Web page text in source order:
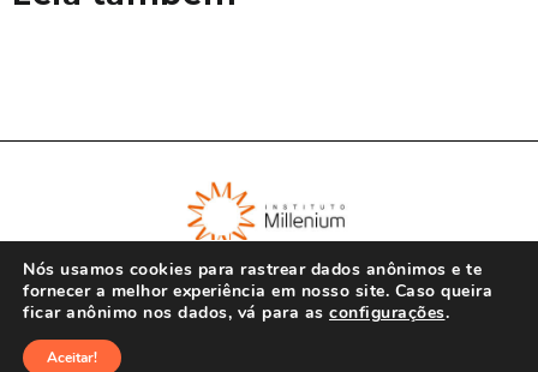
Nós usamos cookies para rastrear dados anônimos e te
fornecer a melhor experiência em nosso site. Caso queira
ficar anônimo nos dados, vá para as configurações.
Aceitar!